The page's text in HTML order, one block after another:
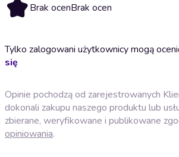
Brak ocenBrak ocen
Tylko zalogowani użytkownicy mogą
się
Opinie pochodzą od zarejestrowanych
dokonali zakupu naszego produktu lub
zbierane, weryfikowane i publikowane
opiniowania.